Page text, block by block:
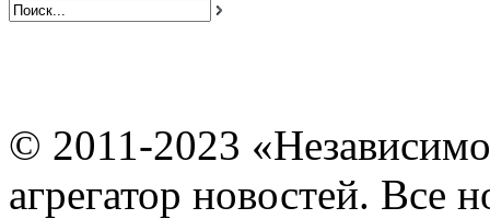
© 2011-2023
агрегатор новостей. Все